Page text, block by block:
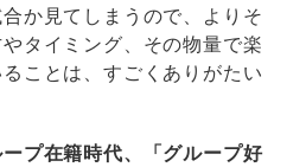
か見てしまうので、よりそ
タイミング、その物量で楽
ことは、すごくありがたい
プ在籍時代、「グループ好